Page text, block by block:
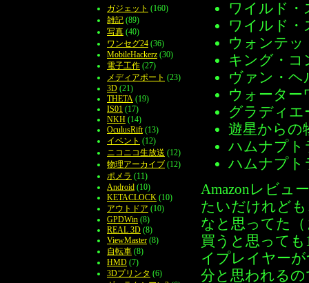
ワイルド・
ワイルド・
ウォンテッ
キング・コ
ヴァン・ヘ
ウォーター
グラディエ
遊星からの
ハムナプト
ハムナプト
Amazonレビュ
たいだけれど
なと思ってた
買うと思って
イプレイヤー
分と思われる
ガジェット (160)
雑記 (89)
写真 (40)
ワンセグ24 (36)
MobileHackerz (30)
電子工作 (27)
メディアポート (23)
3D (21)
THETA (19)
IS01 (17)
NKH (14)
OculusRift (13)
イベント (12)
ニコニコ生放送 (12)
物理アーカイブ (12)
ポメラ (11)
Android (10)
KETACLOCK (10)
アウトドア (10)
GPDWin (8)
REAL 3D (8)
ViewMaster (8)
自転車 (8)
HMD (7)
3Dプリンタ (6)